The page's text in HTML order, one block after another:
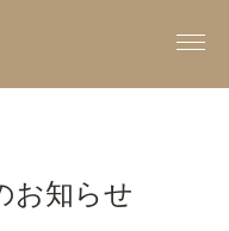
お知らせ